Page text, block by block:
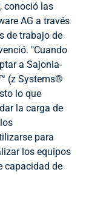
conoció las
AG a través
de trabajo de
"Cuando
a Sajonia-
(z Systems®
lo que
la carga de
para
los equipos
capacidad de